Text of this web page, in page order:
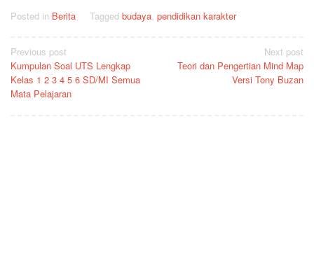
Posted in Berita Tagged budaya, pendidikan karakter
Post
navigation
Previous post
Kumpulan Soal UTS Lengkap
Kelas 1 2 3 4 5 6 SD/MI Semua
Mata Pelajaran
Next post
Teori dan Pengertian Mind Map
Versi Tony Buzan